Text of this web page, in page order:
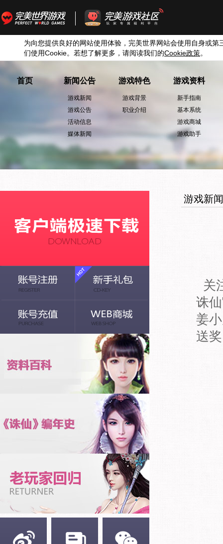
为向您提供良好的网站使用体验，完美世界网站会使用自身或第
们使用Cookie。若想了解更多，请阅读我们的Cookie政策。
首页 新闻公告
游戏新闻
游戏公告
活动信息
媒体新闻
游戏特色
游戏背景
职业介绍
游戏资料
新手指南
基本系统
游戏商城
游戏助手
游戏新闻
关
诛
姜
送